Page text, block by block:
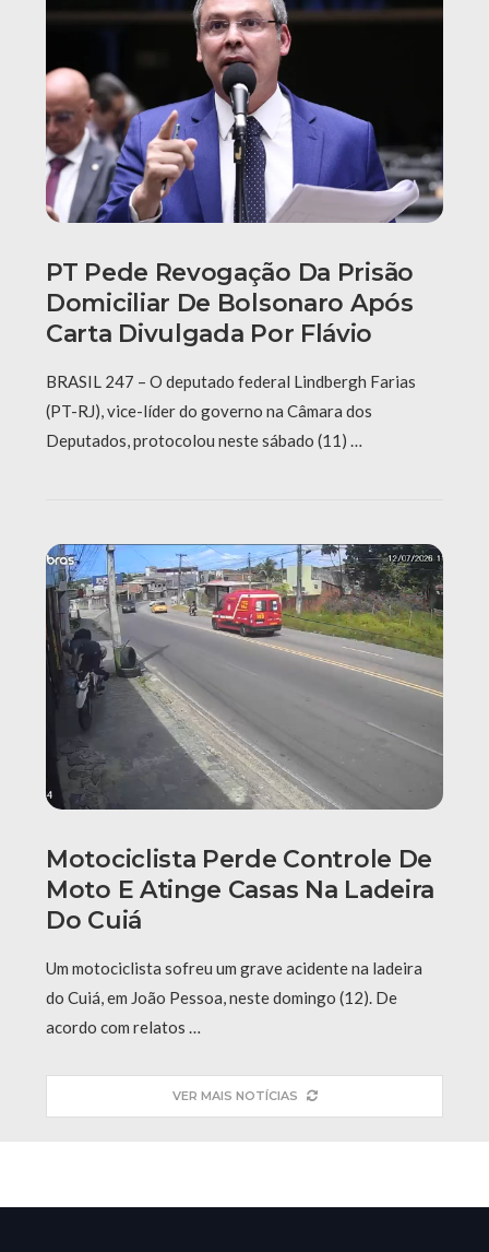
PT Pede Revogação Da Prisão
Domiciliar De Bolsonaro Após
Carta Divulgada Por Flávio
BRASIL 247 – O deputado federal Lindbergh Farias
(PT-RJ), vice-líder do governo na Câmara dos
Deputados, protocolou neste sábado (11) …
Motociclista Perde Controle De
Moto E Atinge Casas Na Ladeira
Do Cuiá
Um motociclista sofreu um grave acidente na ladeira
do Cuiá, em João Pessoa, neste domingo (12). De
acordo com relatos …
VER MAIS NOTÍCIAS